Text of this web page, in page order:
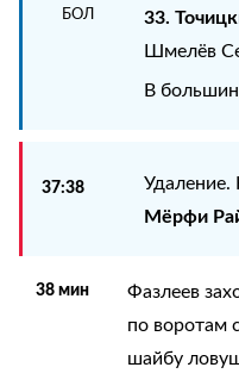
БОЛ 33.
Шмелёв
В
37:38
Мёрфи
38 мин
Фазлеев
по воротам
шайбу